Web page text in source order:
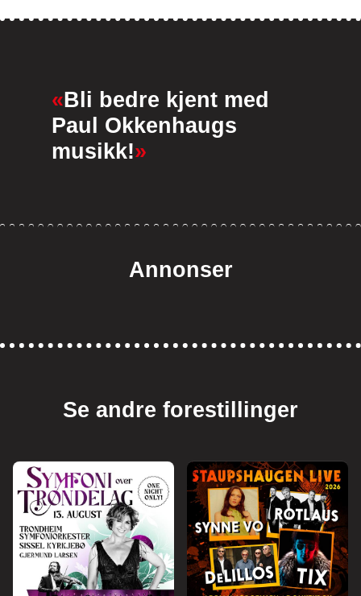
«Bli bedre kjent med
Paul Okkenhaugs
musikk!»
Annonser
Se andre forestillinger